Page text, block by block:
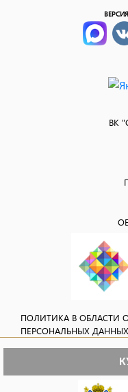
ВК
ПОЛИТИКА В ОБЛАСТИ
ПЕРСОНАЛЬНЫХ ДАННЫХ